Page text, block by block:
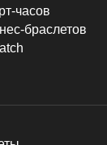
часов
браслетов